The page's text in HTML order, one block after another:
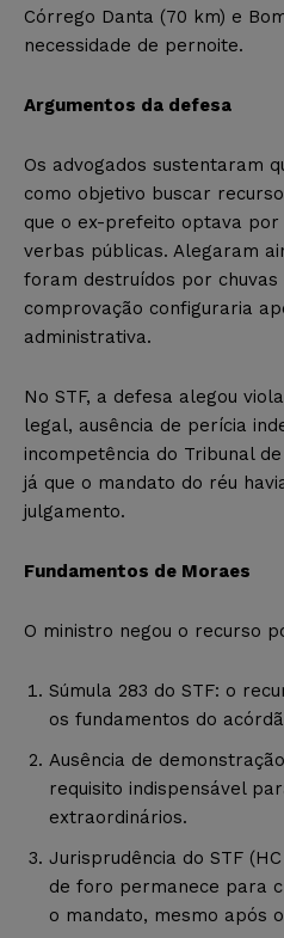
Córrego Danta (70 km) e
necessidade de pernoite.
Argumentos da defesa
Os advogados sustentaram
como objetivo buscar
que o ex-prefeito optava
verbas públicas. Alegaram
foram destruídos por chuvas
comprovação configuraria
administrativa.
No STF, a defesa alegou
legal, ausência de perícia
incompetência do Tribunal
já que o mandato do réu
julgamento.
Fundamentos de Moraes
O ministro negou o recurso
Súmula 283 do STF: o
os fundamentos do
Ausência de
requisito indispensável
extraordinários.
Jurisprudência do STF
de foro permanece para
o mandato, mesmo após